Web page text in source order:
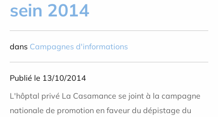
sein 2014
dans Campagnes d'informations
Publié le 13/10/2014
L'hôptal privé La Casamance se joint à la campagne
nationale de promotion en faveur du dépistage du